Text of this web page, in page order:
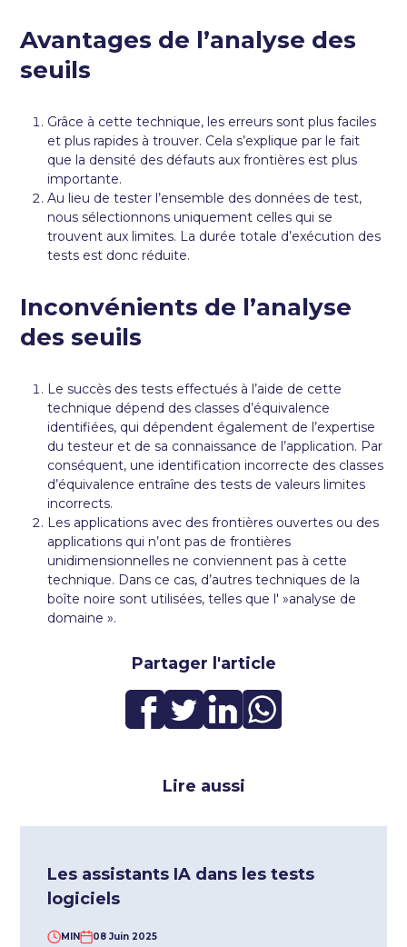
Partager l'article
Avantages de l’analyse des
seuils
Grâce à cette technique, les erreurs sont plus faciles
et plus rapides à trouver. Cela s’explique par le fait
que la densité des défauts aux frontières est plus
importante.
Au lieu de tester l’ensemble des données de test,
nous sélectionnons uniquement celles qui se
trouvent aux limites. La durée totale d’exécution des
tests est donc réduite.
Inconvénients de l’analyse
des seuils
Le succès des tests effectués à l’aide de cette
technique dépend des classes d’équivalence
identifiées, qui dépendent également de l’expertise
du testeur et de sa connaissance de l’application. Par
conséquent, une identification incorrecte des classes
d’équivalence entraîne des tests de valeurs limites
incorrects.
Les applications avec des frontières ouvertes ou des
applications qui n’ont pas de frontières
unidimensionnelles ne conviennent pas à cette
technique. Dans ce cas, d’autres techniques de la
boîte noire sont utilisées, telles que l' »analyse de
domaine ».
Lire aussi
Les assistants IA dans les tests
logiciels
MIN 08 Juin 2025